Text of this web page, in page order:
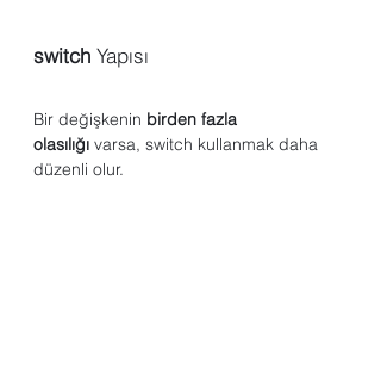
switch Yapısı
Bir değişkenin birden fazla
olasılığı varsa, switch kullanmak daha
düzenli olur.